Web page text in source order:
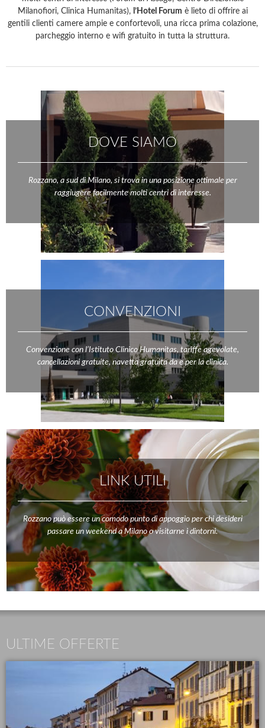
Milanofiori, Clinica Humanitas), l’Hotel Forum è lieto di offrire ai
gentili clienti camere ampie e confortevoli, una ricca prima colazione,
parcheggio interno e wifi gratuito in tutta la struttura.
DOVE SIAMO
Rozzano, a sud di Milano, si trova in una posizione ottimale per
raggiugere facilmente molti centri di interesse.
CONVENZIONI
Convenzione con l’Istituto Clinico Humanitas, tariffe agevolate,
cancellazioni gratuite, navetta gratuita da e per la clinica.
LINK UTILI
Rozzano può essere un comodo punto di appoggio per chi desideri
passare un weekend a Milano o visitarne i dintorni.
ULTIME OFFERTE